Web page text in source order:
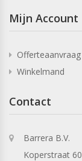
Mijn Account
Offerteaanvraag
Winkelmand
Contact
Barrera B.V.
Koperstraat 60